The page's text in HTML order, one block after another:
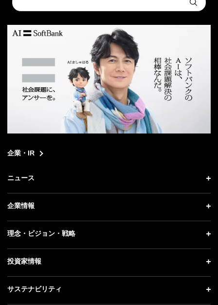
a
Submit
企業・IR
ニュース
ニュース トップ
プレスリリース
更新情報
企業情報
企業情報 トップ
社長メッセージ
事業紹介
理念・ビジョン・戦略
理念・ビジョン・戦略 トップ
成長戦略「Activate AI for Society」
投資家情報
投資家情報 トップ
サステナビリティ